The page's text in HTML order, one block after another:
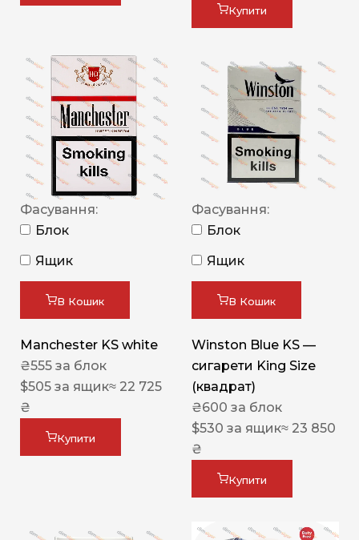
Купити
Фасування:
Блок
Ящик
В Кошик
Manchester KS white
₴555 за блок
$505 за ящик≈ 22 725
₴
Купити
Фасування:
Блок
Ящик
В Кошик
Winston Blue KS —
сигарети King Size
(квадрат)
₴600 за блок
$530 за ящик≈ 23 850
₴
Купити